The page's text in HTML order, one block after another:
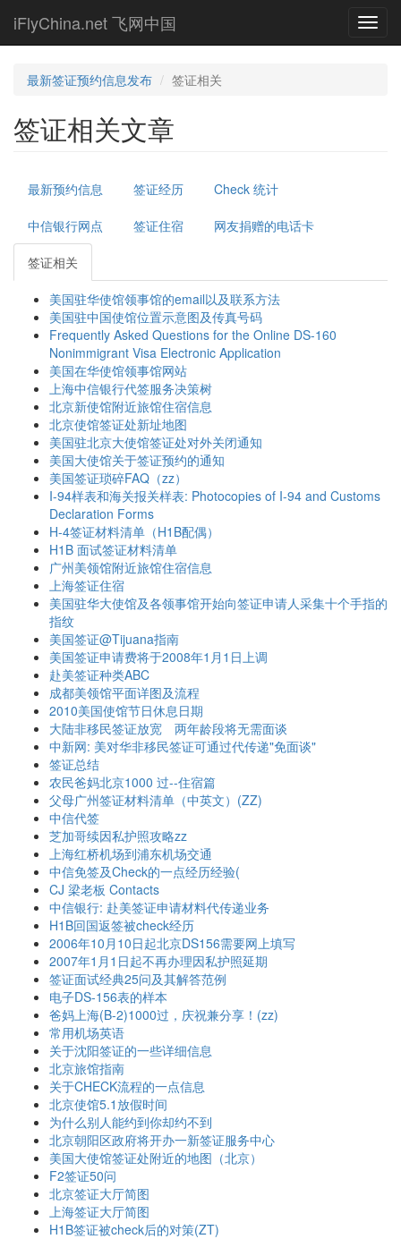
main
iFlyChina.net 飞网中国
最新签证预约信息发布 签证相关
签证相关文章
Primary
tabs
最新预约信息 签证经历 Check 统计
中信银行网点 签证住宿 网友捐赠的电话卡
签证相关
tab)
美国驻华使馆领事馆的email以及联系方法
美国驻中国使馆位置示意图及传真号码
Frequently Asked Questions for the Online DS-160
Nonimmigrant Visa Electronic Application
美国在华使馆领事馆网站
上海中信银行代签服务决策树
北京新使馆附近旅馆住宿信息
北京使馆签证处新址地图
美国驻北京大使馆签证处对外关闭通知
美国大使馆关于签证预约的通知
美国签证琐碎FAQ（zz）
I-94样表和海关报关样表: Photocopies of I-94 and Customs
Declaration Forms
H-4签证材料清单（H1B配偶）
H1B 面试签证材料清单
广州美领馆附近旅馆住宿信息
上海签证住宿
美国驻华大使馆及各领事馆开始向签证申请人采集十个手指的
指纹
美国签证@Tijuana指南
美国签证申请费将于2008年1月1日上调
赴美签证种类ABC
成都美领馆平面详图及流程
2010美国使馆节日休息日期
大陆非移民签证放宽 两年龄段将无需面谈
中新网: 美对华非移民签证可通过代传递"免面谈"
签证总结
农民爸妈北京1000 过--住宿篇
父母广州签证材料清单（中英文）(ZZ)
中信代签
芝加哥续因私护照攻略zz
上海红桥机场到浦东机场交通
中信免签及Check的一点经历经验(
CJ 梁老板 Contacts
中信银行: 赴美签证申请材料代传递业务
H1B回国返签被check经历
2006年10月10日起北京DS156需要网上填写
2007年1月1日起不再办理因私护照延期
签证面试经典25问及其解答范例
电子DS-156表的样本
爸妈上海(B-2)1000过，庆祝兼分享！(zz)
常用机场英语
关于沈阳签证的一些详细信息
北京旅馆指南
关于CHECK流程的一点信息
北京使馆5.1放假时间
为什么别人能约到你却约不到
北京朝阳区政府将开办一新签证服务中心
美国大使馆签证处附近的地图（北京）
F2签证50问
北京签证大厅简图
上海签证大厅简图
H1B签证被check后的对策(ZT)